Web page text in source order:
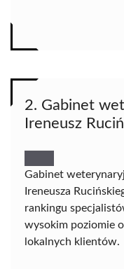
2. Gabinet
Ireneusz
Gabinet
Ireneusza
rankingu
wysokim poziomie
lokalnych klientów.